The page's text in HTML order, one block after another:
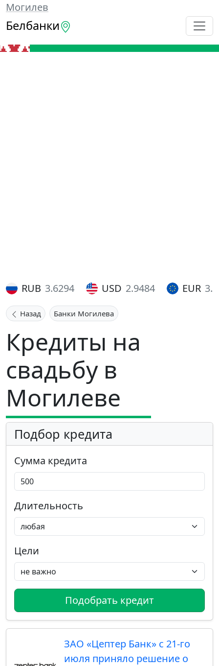
Могилев
Белбанки
RUB 3.6294 USD 2.9484 EUR
Назад Банки Могилева
Кредиты на
свадьбу в
Могилеве
Подбор кредита
Сумма кредита
Длительность
Цели
Подобрать кредит
ЗАО «Цептер Банк» с 21-го
июля приняло решение о